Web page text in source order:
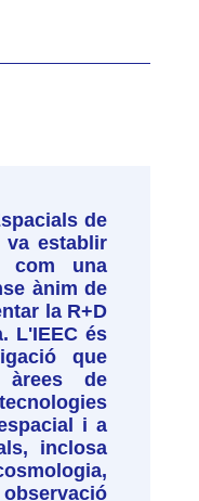
de
va establir
com una
ànim de
la R+D
L'IEEC és
que
de
i a
inclosa